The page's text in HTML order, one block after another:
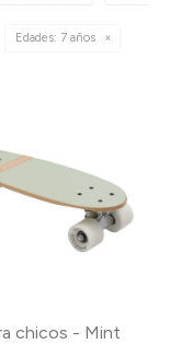
Edades: 7 años
chicos - Mint